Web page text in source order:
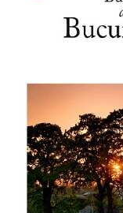
Business,
Pedagogie
Resurse umane
Vanzari si marketing
Carte scolara
Atlase, dictionare si
Carte prescolara